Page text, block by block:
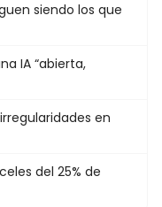
siendo los que
IA “abierta,
en
del 25% de